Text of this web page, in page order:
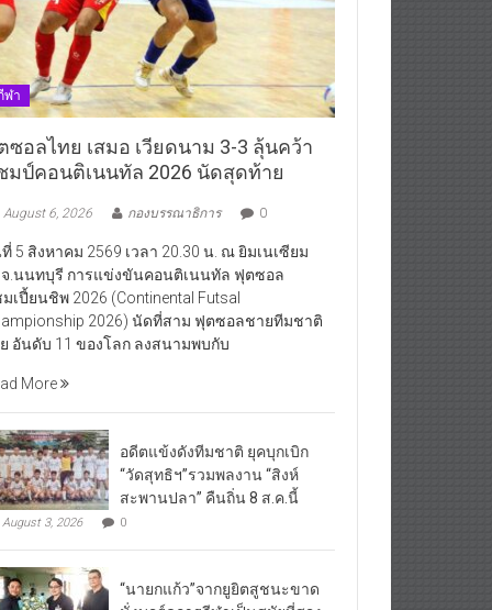
ฬา
ซอลไทย เสมอ เวียดนาม 3-3 ลุ้นคว้า
มป์คอนติเนนทัล 2026 นัดสุดท้าย
August 6, 2026 กองบรรณาธิการ 0
5 สิงหาคม 2569 เวลา 20.30 น. ณ ยิมเนเซียม
.นนทบุรี การแข่งขันคอนติเนนทัล ฟุตซอล
เปี้ยนชิพ 2026 (Continental Futsal
2026) นัดที่สาม ฟุตซอลชายทีมชาติ
อันดับ 11 ของโลก ลงสนามพบกับ
More
อดีตแข้งดังทีมชาติ ยุคบุกเบิก
“วัดสุทธิฯ”รวมพลงาน “สิงห์
สะพานปลา” คืนถิ่น 8 ส.ค.นี้
August 3, 2026 0
“นายกแก้ว”จากยูยิตสูชนะขาด